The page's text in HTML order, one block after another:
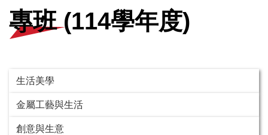
專班 (114學年度)
生活美學
金屬工藝與生活
創意與生意